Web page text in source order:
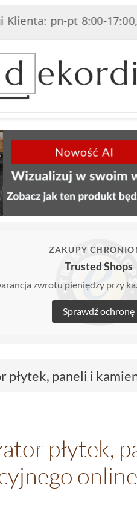
pn-pt 8:00-17:00, sob
ZAKUPY
Trusted Shops
zwrotu pieniędzy przy
Sprawdź ochronę
płytek, paneli i
płytek,